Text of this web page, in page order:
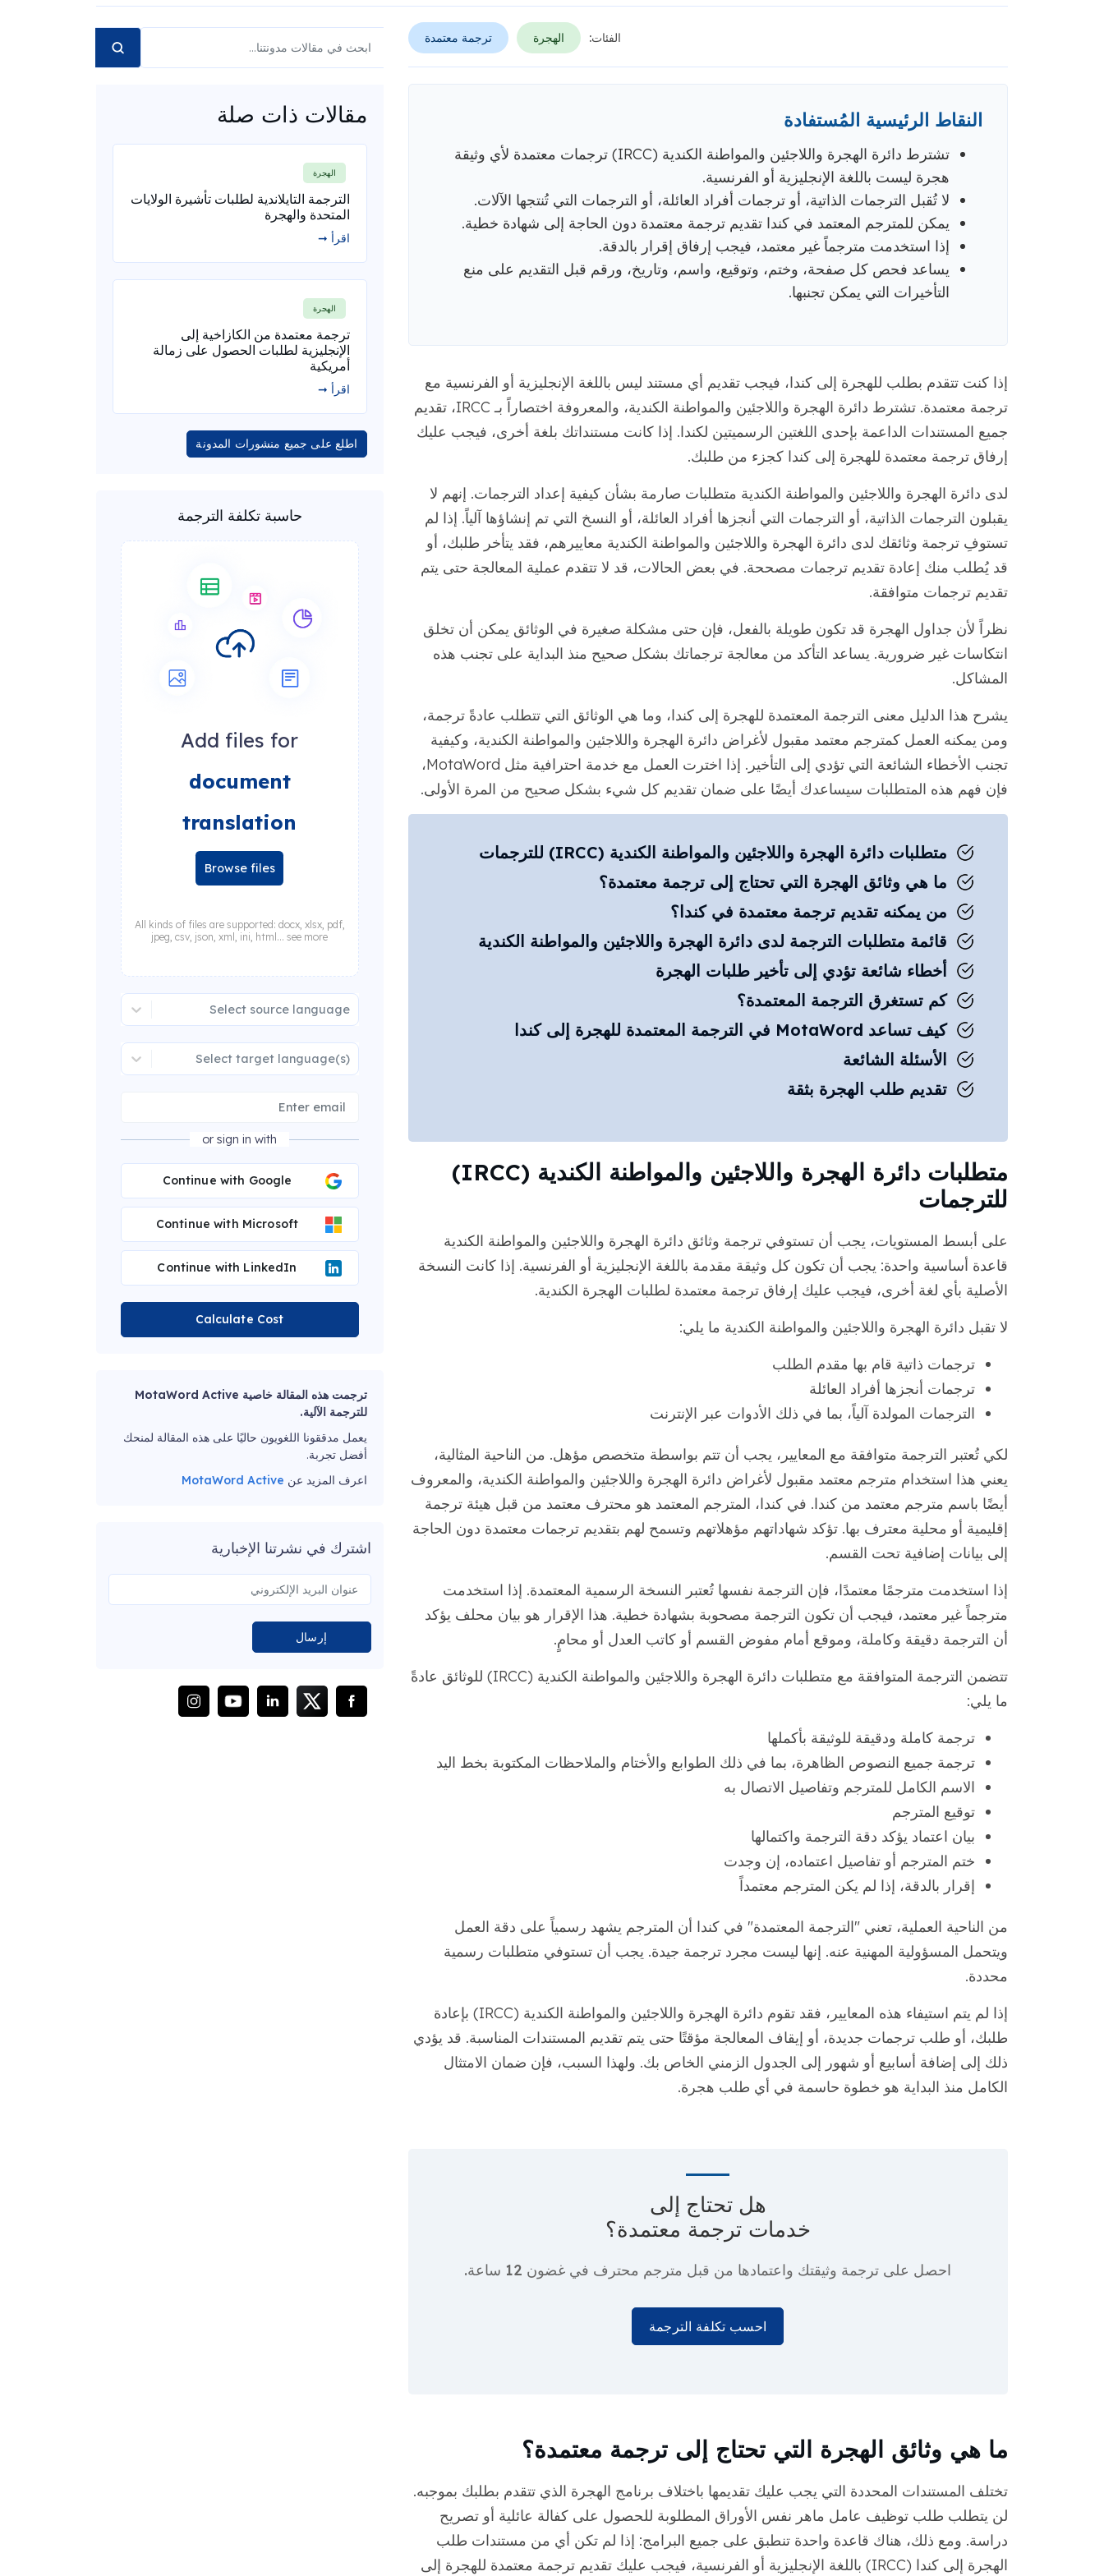
الفئات: الهجرة ترجمة معتمدة
النقاط الرئيسية المُستفادة
تشترط دائرة الهجرة واللاجئين والمواطنة الكندية (IRCC) ترجمات معتمدة لأي وثيقة
هجرة ليست باللغة الإنجليزية أو الفرنسية.
لا تُقبل الترجمات الذاتية، أو ترجمات أفراد العائلة، أو الترجمات التي تُنتجها الآلات.
يمكن للمترجم المعتمد في كندا تقديم ترجمة معتمدة دون الحاجة إلى شهادة خطية.
إذا استخدمت مترجماً غير معتمد، فيجب إرفاق إقرار بالدقة.
يساعد فحص كل صفحة، وختم، وتوقيع، واسم، وتاريخ، ورقم قبل التقديم على منع
التأخيرات التي يمكن تجنبها.
إذا كنت تتقدم بطلب للهجرة إلى كندا، فيجب تقديم أي مستند ليس باللغة الإنجليزية أو الفرنسية مع
ترجمة معتمدة. تشترط دائرة الهجرة واللاجئين والمواطنة الكندية، والمعروفة اختصاراً بـ IRCC، تقديم
جميع المستندات الداعمة بإحدى اللغتين الرسميتين لكندا. إذا كانت مستنداتك بلغة أخرى، فيجب عليك
إرفاق ترجمة معتمدة للهجرة إلى كندا كجزء من طلبك.
لدى دائرة الهجرة واللاجئين والمواطنة الكندية متطلبات صارمة بشأن كيفية إعداد الترجمات. إنهم لا
يقبلون الترجمات الذاتية، أو الترجمات التي أنجزها أفراد العائلة، أو النسخ التي تم إنشاؤها آلياً. إذا لم
تستوفِ ترجمة وثائقك لدى دائرة الهجرة واللاجئين والمواطنة الكندية معاييرهم، فقد يتأخر طلبك، أو
قد يُطلب منك إعادة تقديم ترجمات مصححة. في بعض الحالات، قد لا تتقدم عملية المعالجة حتى يتم
تقديم ترجمات متوافقة.
نظراً لأن جداول الهجرة قد تكون طويلة بالفعل، فإن حتى مشكلة صغيرة في الوثائق يمكن أن تخلق
انتكاسات غير ضرورية. يساعد التأكد من معالجة ترجماتك بشكل صحيح منذ البداية على تجنب هذه
المشاكل.
يشرح هذا الدليل معنى الترجمة المعتمدة للهجرة إلى كندا، وما هي الوثائق التي تتطلب عادةً ترجمة،
ومن يمكنه العمل كمترجم معتمد مقبول لأغراض دائرة الهجرة واللاجئين والمواطنة الكندية، وكيفية
تجنب الأخطاء الشائعة التي تؤدي إلى التأخير. إذا اخترت العمل مع خدمة احترافية مثل MotaWord،
فإن فهم هذه المتطلبات سيساعدك أيضًا على ضمان تقديم كل شيء بشكل صحيح من المرة الأولى.
متطلبات دائرة الهجرة واللاجئين والمواطنة الكندية (IRCC) للترجمات
ما هي وثائق الهجرة التي تحتاج إلى ترجمة معتمدة؟
من يمكنه تقديم ترجمة معتمدة في كندا؟
قائمة متطلبات الترجمة لدى دائرة الهجرة واللاجئين والمواطنة الكندية
أخطاء شائعة تؤدي إلى تأخير طلبات الهجرة
كم تستغرق الترجمة المعتمدة؟
كيف تساعد MotaWord في الترجمة المعتمدة للهجرة إلى كندا
الأسئلة الشائعة
تقديم طلب الهجرة بثقة
متطلبات دائرة الهجرة واللاجئين والمواطنة الكندية (IRCC)
للترجمات
على أبسط المستويات، يجب أن تستوفي ترجمة وثائق دائرة الهجرة واللاجئين والمواطنة الكندية
قاعدة أساسية واحدة: يجب أن تكون كل وثيقة مقدمة باللغة الإنجليزية أو الفرنسية. إذا كانت النسخة
الأصلية بأي لغة أخرى، فيجب عليك إرفاق ترجمة معتمدة لطلبات الهجرة الكندية.
لا تقبل دائرة الهجرة واللاجئين والمواطنة الكندية ما يلي:
ترجمات ذاتية قام بها مقدم الطلب
ترجمات أنجزها أفراد العائلة
الترجمات المولدة آلياً، بما في ذلك الأدوات عبر الإنترنت
لكي تُعتبر الترجمة متوافقة مع المعايير، يجب أن تتم بواسطة متخصص مؤهل. من الناحية المثالية،
يعني هذا استخدام مترجم معتمد مقبول لأغراض دائرة الهجرة واللاجئين والمواطنة الكندية، والمعروف
أيضًا باسم مترجم معتمد من كندا. في كندا، المترجم المعتمد هو محترف معتمد من قبل هيئة ترجمة
إقليمية أو محلية معترف بها. تؤكد شهاداتهم مؤهلاتهم وتسمح لهم بتقديم ترجمات معتمدة دون الحاجة
إلى بيانات إضافية تحت القسم.
إذا استخدمت مترجمًا معتمدًا، فإن الترجمة نفسها تُعتبر النسخة الرسمية المعتمدة. إذا استخدمت
مترجماً غير معتمد، فيجب أن تكون الترجمة مصحوبة بشهادة خطية. هذا الإقرار هو بيان محلف يؤكد
أن الترجمة دقيقة وكاملة، وموقع أمام مفوض القسم أو كاتب العدل أو محامٍ.
تتضمن الترجمة المتوافقة مع متطلبات دائرة الهجرة واللاجئين والمواطنة الكندية (IRCC) للوثائق عادةً
ما يلي:
ترجمة كاملة ودقيقة للوثيقة بأكملها
ترجمة جميع النصوص الظاهرة، بما في ذلك الطوابع والأختام والملاحظات المكتوبة بخط اليد
الاسم الكامل للمترجم وتفاصيل الاتصال به
توقيع المترجم
بيان اعتماد يؤكد دقة الترجمة واكتمالها
ختم المترجم أو تفاصيل اعتماده، إن وجدت
إقرار بالدقة، إذا لم يكن المترجم معتمداً
من الناحية العملية، تعني "الترجمة المعتمدة" في كندا أن المترجم يشهد رسمياً على دقة العمل
ويتحمل المسؤولية المهنية عنه. إنها ليست مجرد ترجمة جيدة. يجب أن تستوفي متطلبات رسمية
محددة.
إذا لم يتم استيفاء هذه المعايير، فقد تقوم دائرة الهجرة واللاجئين والمواطنة الكندية (IRCC) بإعادة
طلبك، أو طلب ترجمات جديدة، أو إيقاف المعالجة مؤقتًا حتى يتم تقديم المستندات المناسبة. قد يؤدي
ذلك إلى إضافة أسابيع أو شهور إلى الجدول الزمني الخاص بك. ولهذا السبب، فإن ضمان الامتثال
الكامل منذ البداية هو خطوة حاسمة في أي طلب هجرة.
هل تحتاج إلى
خدمات ترجمة معتمدة؟
احصل على ترجمة وثيقتك واعتمادها من قبل مترجم محترف في غضون 12 ساعة.
احسب تكلفة الترجمة
ما هي وثائق الهجرة التي تحتاج إلى ترجمة معتمدة؟
تختلف المستندات المحددة التي يجب عليك تقديمها باختلاف برنامج الهجرة الذي تتقدم بطلبك بموجبه.
لن يتطلب طلب توظيف عامل ماهر نفس الأوراق المطلوبة للحصول على كفالة عائلية أو تصريح
دراسة. ومع ذلك، هناك قاعدة واحدة تنطبق على جميع البرامج: إذا لم تكن أي من مستندات طلب
الهجرة إلى كندا (IRCC) باللغة الإنجليزية أو الفرنسية، فيجب عليك تقديم ترجمة معتمدة للهجرة إلى
مقالات ذات صلة
الهجرة
الترجمة التايلاندية لطلبات تأشيرة الولايات
المتحدة والهجرة
اقرأ ➞
الهجرة
ترجمة معتمدة من الكازاخية إلى
الإنجليزية لطلبات الحصول على زمالة
أمريكية
اقرأ ➞
اطلع على جميع منشورات المدونة
حاسبة تكلفة الترجمة
Add files for
document
translation
Browse files
All kinds of files are supported: docx, xlsx, pdf,
jpeg, csv, json, xml, ini, html... see more
Select source language
Select target language(s)
or sign in with
Continue with Google
Continue with Microsoft
Continue with LinkedIn
Calculate Cost
ترجمت هذه المقالة خاصية MotaWord Active
للترجمة الآلية.
يعمل مدققونا اللغويون حاليًا على هذه المقالة لمنحك
أفضل تجربة.
اعرف المزيد عن MotaWord Active
اشترك في نشرتنا الإخبارية
إرسال